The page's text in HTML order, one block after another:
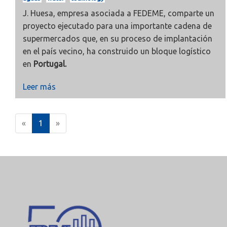
J. Huesa, empresa asociada a FEDEME, comparte un
proyecto ejecutado para una importante cadena de
supermercados que, en su proceso de implantación
en el país vecino, ha construido un bloque logístico
en Portugal.
Leer más
« 1
c
t
)
»